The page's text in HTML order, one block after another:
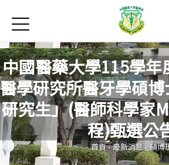
最新消息
Open submenu (關於本院)
關於本院
Open submenu (學院成員)
學院成員
學術單位
Open submenu (國際交流)
國際交流
Jump to Navigation
Jump to Main
中國醫藥大學115學年
醫學研究所醫牙學碩
研究生」(醫師科學家
程)甄選公
您在這裡
首頁-最新消息- 碩博